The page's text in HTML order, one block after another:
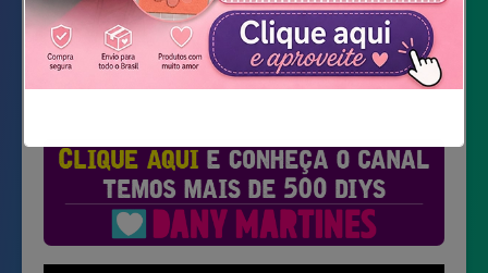
Não mostrar novamente